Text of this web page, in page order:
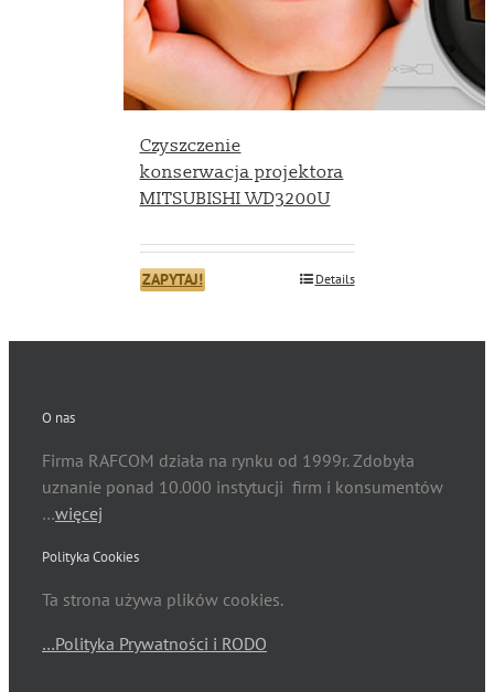
Czyszczenie
konserwacja projektora
MITSUBISHI WD3200U
ZAPYTAJ! Details
O nas
Firma RAFCOM działa na rynku od 1999r. Zdobyła
uznanie ponad 10.000 instytucji firm i konsumentów
…więcej
Polityka Cookies
Ta strona używa plików cookies.
…Polityka Prywatności i RODO